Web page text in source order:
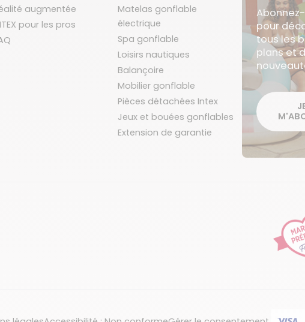
augmentée
pour les pros
Matelas gonflable
électrique
Spa gonflable
Loisirs nautiques
Balançoire
Mobilier gonflable
Pièces détachées Intex
Jeux et bouées gonflables
Extension de garantie
pour
tous les
plans et